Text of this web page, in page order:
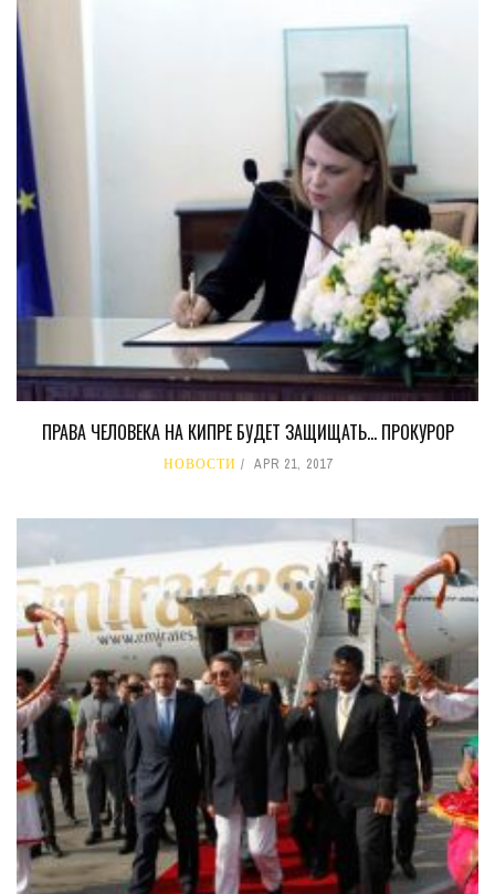
ПРАВА ЧЕЛОВЕКА НА КИПРЕ БУДЕТ ЗАЩИЩАТЬ… ПРОКУРОР
НОВОСТИ APR 21, 2017